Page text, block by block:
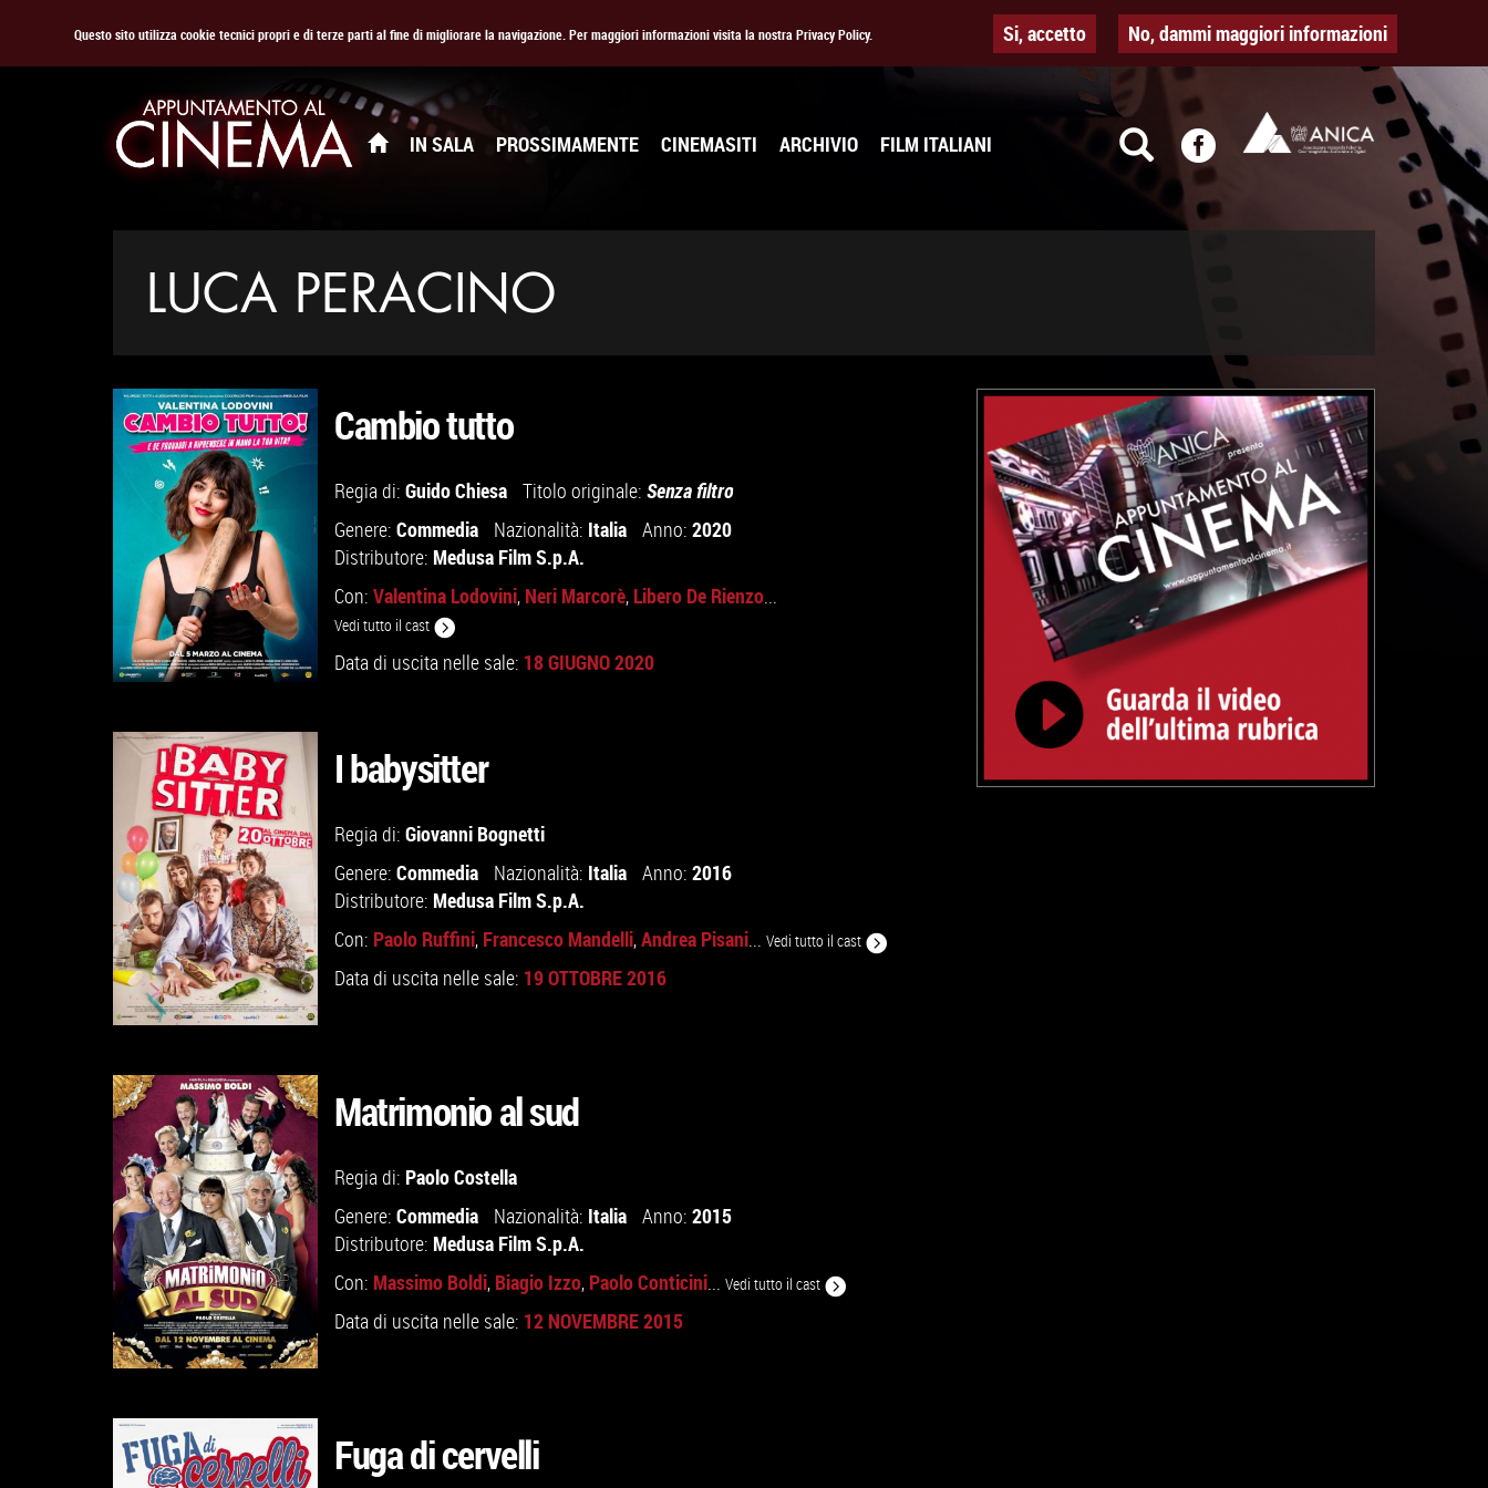
Questo sito utilizza cookie tecnici propri e di terze parti al fine di migliorare la navigazione. Per maggiori informazioni visita la nostra Privacy Policy. Si, accetto No, dammi maggiori informazioni
IN SALA PROSSIMAMENTE CINEMASITI ARCHIVIO FILM ITALIANI
LUCA PERACINO
GUARDA IL TRAILER
VAI ALLA SCHEDA
Cambio tutto
Regia di: Guido Chiesa Titolo originale: Senza filtro
Genere: Commedia Nazionalità: Italia Anno: 2020
Distributore: Medusa Film S.p.A.
Con: Valentina Lodovini, Neri Marcorè, Libero De Rienzo...
Vedi tutto il cast
Data di uscita nelle sale: 18 GIUGNO 2020
GUARDA IL TRAILER
VAI ALLA SCHEDA
I babysitter
Regia di: Giovanni Bognetti
Genere: Commedia Nazionalità: Italia Anno: 2016
Distributore: Medusa Film S.p.A.
Con: Paolo Ruffini, Francesco Mandelli,Andrea Pisani... Vedi tutto il cast
Data di uscita nelle sale: 19 OTTOBRE 2016
Matrimonio al sud
Regia di: Paolo Costella
Genere: Commedia Nazionalità: Italia Anno: 2015
Distributore: Medusa Film S.p.A.
Con: Massimo Boldi, Biagio Izzo, Paolo Conticini... Vedi tutto il cast
Data di uscita nelle sale: 12 NOVEMBRE 2015
Fuga di cervelli